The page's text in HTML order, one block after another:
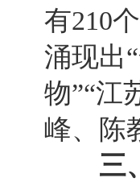
有210
涌现出
物”“江
峰、陈
三